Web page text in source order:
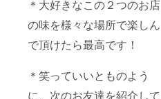
＊大好きなこの２つのお店
の味を様々な場所で楽しん
で頂けたら最高です！
＊笑っていいとものよう
に、次のお友達を紹介して